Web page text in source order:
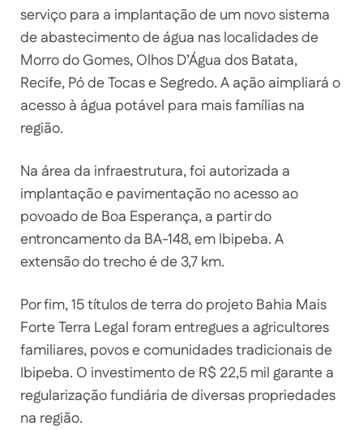
serviço para a implantação de um novo sistema
de abastecimento de água nas localidades de
Morro do Gomes, Olhos D’Água dos Batata,
Recife, Pó de Tocas e Segredo. A ação aimpliará o
acesso à água potável para mais famílias na
região.
Na área da infraestrutura, foi autorizada a
implantação e pavimentação no acesso ao
povoado de Boa Esperança, a partir do
entroncamento da BA-148, em Ibipeba. A
extensão do trecho é de 3,7 km.
Por fim, 15 títulos de terra do projeto Bahia Mais
Forte Terra Legal foram entregues a agricultores
familiares, povos e comunidades tradicionais de
Ibipeba. O investimento de R$ 22,5 mil garante a
regularização fundiária de diversas propriedades
na região.